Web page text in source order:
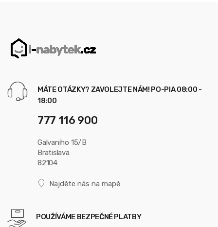
MÁTE OTÁZKY? ZAVOLEJTE NÁM! PO-PIA 08:00 -
18:00
777 116 900
Galvaniho 15/B
Bratislava
82104
Najděte nás na mapě
POUŽÍVÁME BEZPEČNÉ PLATBY